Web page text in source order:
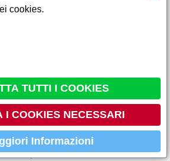
di misura non deve essere indicato
sfusi e' indicato soltanto il
per unità di misura.
le sue forme ed i cataloghi recano
per unità di misura quando e'
fatti salvi i casi di esenzione di
cookies.
TUTTI I COOKIES
I COOKIES NECESSARI
Informazioni